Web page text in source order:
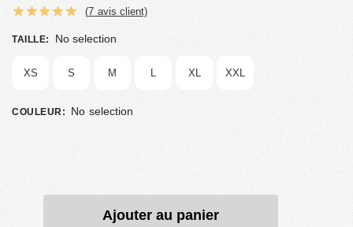
(7 avis client)
TAILLE: No selection
XS S M XL XXL
COULEUR: No selection
Ajouter au panier